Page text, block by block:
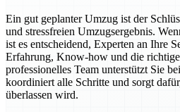
Ein gut geplanter Umzug ist der
und stressfreien Umzugsergebnis.
ist es entscheidend, Experten an Ihre
Erfahrung, Know-how und die
professionelles Team unterstützt Sie
koordiniert alle Schritte und sorgt
überlassen wird.